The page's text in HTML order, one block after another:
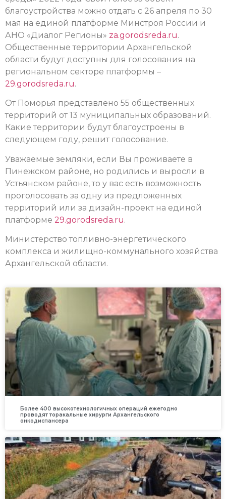
благоустройства можно отдать с 26 апреля по 30
мая на единой платформе Минстроя России и
АНО «Диалог Регионы» za.gorodsreda.ru.
Общественные территории Архангельской
области будут доступны для голосования на
региональном секторе платформы –
29.gorodsreda.ru.
От Поморья представлено 55 общественных
территорий от 13 муниципальных образований.
Какие территории будут благоустроены в
следующем году, решит голосование.
Уважаемые земляки, если Вы проживаете в
Пинежском районе, но родились и выросли в
Устьянском районе, то у вас есть возможность
проголосовать за одну из предложенных
территорий или за дизайн-проект на единой
платформе 29.gorodsreda.ru.
Министерство топливно-энергетического
комплекса и жилищно-коммунального хозяйства
Архангельской области.
Более 400 высокотехнологичных операций ежегодно
проводят торакальные хирурги Архангельского
онкодиспансера